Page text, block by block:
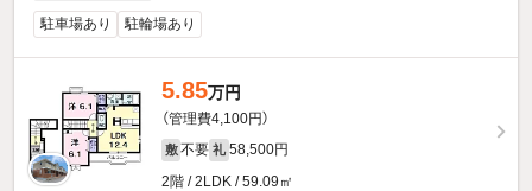
駐車場あり 駐輪場あり
5.85万円
（管理費4,100円）
敷 不要 礼 58,500円
2階 / 2LDK / 59.09㎡